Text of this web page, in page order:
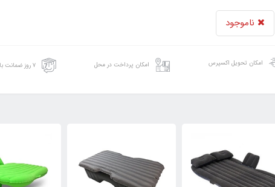
ناموجود
امکان تحویل اکسپرس امکان پرداخت در محل ۷ روز ضمانت بازگشت